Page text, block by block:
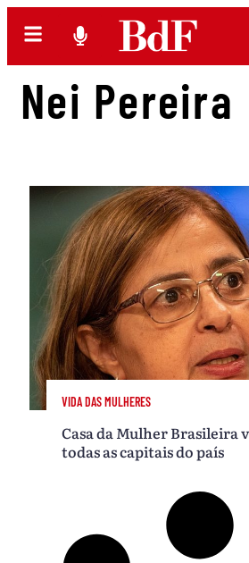
Nei Pereira
VIDA DAS MULHERES
Casa da Mulher Brasileira
todas as capitais do país